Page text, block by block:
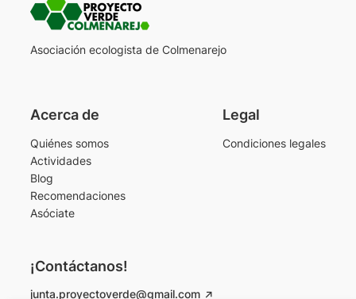
Asociación ecologista de Colmenarejo
Acerca de
Quiénes somos
Actividades
Blog
Recomendaciones
Asóciate
Legal
Condiciones legales
¡Contáctanos!
junta.proyectoverde@gmail.com